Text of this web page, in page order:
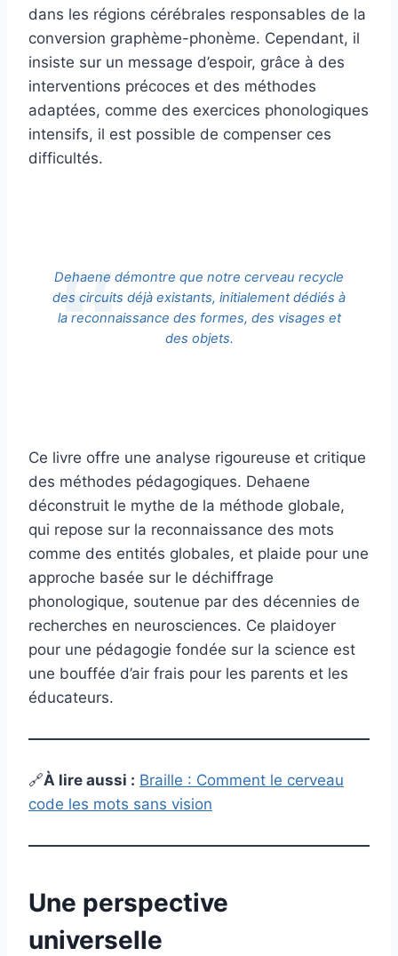
dans les régions cérébrales responsables de la
conversion graphème-phonème. Cependant, il
insiste sur un message d’espoir, grâce à des
interventions précoces et des méthodes
adaptées, comme des exercices phonologiques
intensifs, il est possible de compenser ces
difficultés.
Dehaene démontre que notre cerveau recycle
des circuits déjà existants, initialement dédiés à
la reconnaissance des formes, des visages et
des objets.
Ce livre offre une analyse rigoureuse et critique
des méthodes pédagogiques. Dehaene
déconstruit le mythe de la méthode globale,
qui repose sur la reconnaissance des mots
comme des entités globales, et plaide pour une
approche basée sur le déchiffrage
phonologique, soutenue par des décennies de
recherches en neurosciences. Ce plaidoyer
pour une pédagogie fondée sur la science est
une bouffée d’air frais pour les parents et les
éducateurs.
🔗À lire aussi : Braille : Comment le cerveau
code les mots sans vision
Une perspective
universelle